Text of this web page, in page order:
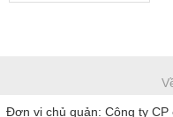
Đơn vị chủ quản: Công ty CP